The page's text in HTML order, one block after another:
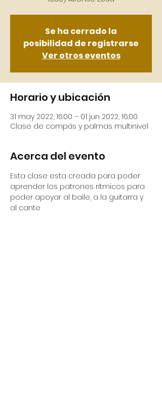
Se ha cerrado la
posibilidad de registrarse
Ver otros eventos
Horario y ubicación
31 may 2022, 16:00 – 01 jun 2022, 16:00
Clase de compás y palmas multinivel
Acerca del evento
Esta clase esta creada para poder
aprender los patrones rítmicos para
poder apoyar al baile, a la guitarra y
al cante